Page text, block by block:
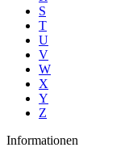
S
T
U
V
W
X
Y
Z
Informationen